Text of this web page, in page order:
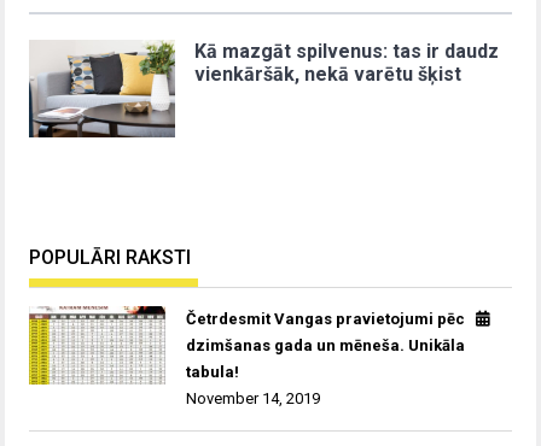
Kā mazgāt spilvenus: tas ir daudz
vienkāršāk, nekā varētu šķist
POPULĀRI RAKSTI
Četrdesmit Vangas pravietojumi pēc
dzimšanas gada un mēneša. Unikāla
tabula!
November 14, 2019